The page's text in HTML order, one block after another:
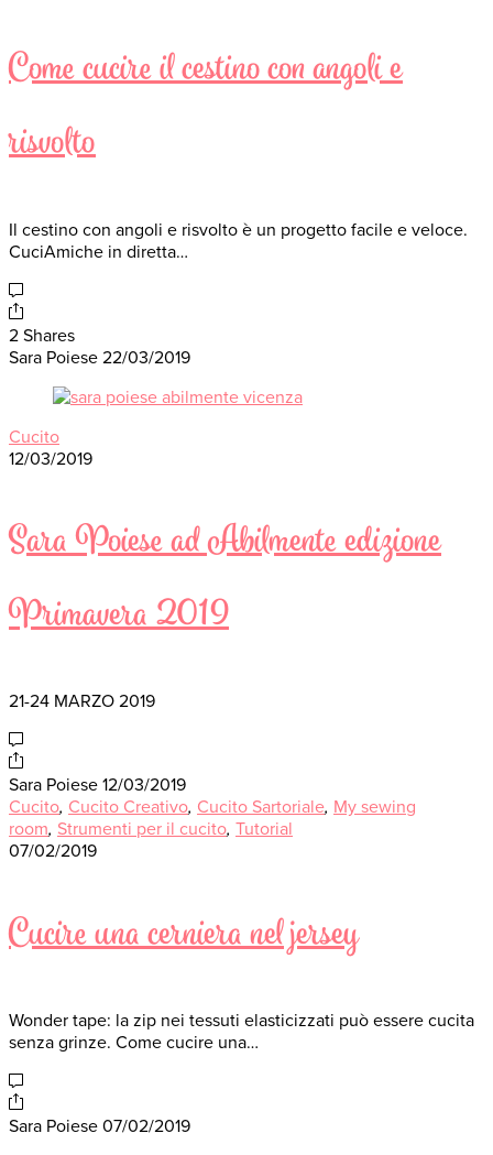
Come cucire il cestino con angoli e
risvolto
Il cestino con angoli e risvolto è un progetto facile e veloce.
CuciAmiche in diretta…
2 Shares
Sara Poiese 22/03/2019
Cucito
12/03/2019
Sara Poiese ad Abilmente edizione
Primavera 2019
21-24 MARZO 2019
Sara Poiese 12/03/2019
Cucito, Cucito Creativo, Cucito Sartoriale, My sewing
room, Strumenti per il cucito, Tutorial
07/02/2019
Cucire una cerniera nel jersey
Wonder tape: la zip nei tessuti elasticizzati può essere cucita
senza grinze. Come cucire una…
Sara Poiese 07/02/2019